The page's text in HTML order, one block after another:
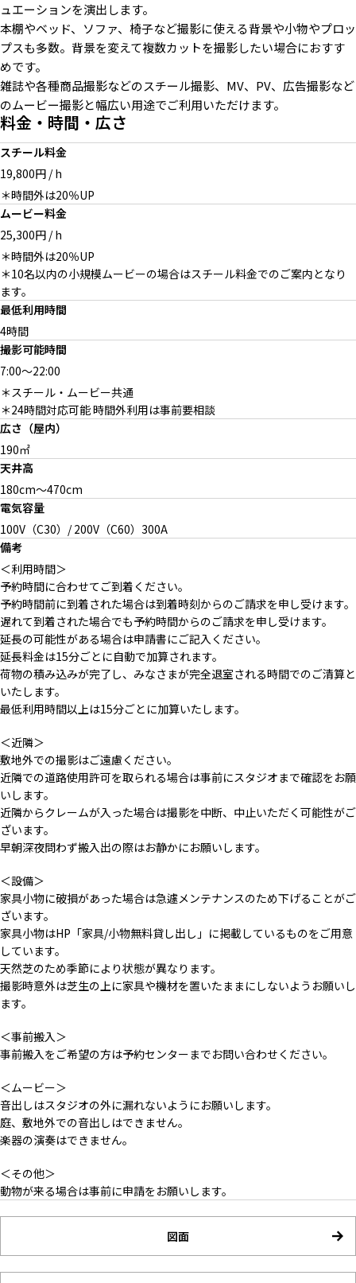
天窓トップライトとレンガの小
部屋
天窓トップライトと大きな白壁
背景
シックな小部屋とアイボリーの
可動パネル
メイクルーム
ュエーションを演出します。
本棚やベッド、ソファ、椅子など撮影に使える背景や小物やプロッ
プスも多数。背景を変えて複数カットを撮影したい場合におすす
めです。
雑誌や各種商品撮影などのスチール撮影、MV、PV、広告撮影など
のムービー撮影と幅広い用途でご利用いただけます。
料金・時間・広さ
スチール料金
19,800円 / h
＊時間外は20％UP
ムービー料金
25,300円 / h
＊時間外は20％UP
＊10名以内の小規模ムービーの場合はスチール料金でのご案内となり
ます。
最低利用時間
4時間
撮影可能時間
7:00～22:00
＊スチール・ムービー共通
＊24時間対応可能 時間外利用は事前要相談
広さ（屋内）
190㎡
天井高
180cm〜470cm
電気容量
100V（C30）/ 200V（C60）300A
備考
＜利用時間＞
予約時間に合わせてご到着ください。
予約時間前に到着された場合は到着時刻からのご請求を申し受けます。
遅れて到着された場合でも予約時間からのご請求を申し受けます。
延長の可能性がある場合は申請書にご記入ください。
延長料金は15分ごとに自動で加算されます。
荷物の積み込みが完了し、みなさまが完全退室される時間でのご清算と
いたします。
最低利用時間以上は15分ごとに加算いたします。
＜近隣＞
敷地外での撮影はご遠慮ください。
近隣での道路使用許可を取られる場合は事前にスタジオまで確認をお願
いします。
近隣からクレームが入った場合は撮影を中断、中止いただく可能性がご
ざいます。
早朝深夜問わず搬入出の際はお静かにお願いします。
＜設備＞
家具小物に破損があった場合は急遽メンテナンスのため下げることがご
ざいます。
家具小物はHP「家具/小物無料貸し出し」に掲載しているものをご用意
しています。
天然芝のため季節により状態が異なります。
撮影時意外は芝生の上に家具や機材を置いたままにしないようお願いし
ます。
＜事前搬入＞
事前搬入をご希望の方は予約センターまでお問い合わせください。
＜ムービー＞
音出しはスタジオの外に漏れないようにお願いします。
庭、敷地外での音出しはできません。
楽器の演奏はできません。
＜その他＞
動物が来る場合は事前に申請をお願いします。
図面